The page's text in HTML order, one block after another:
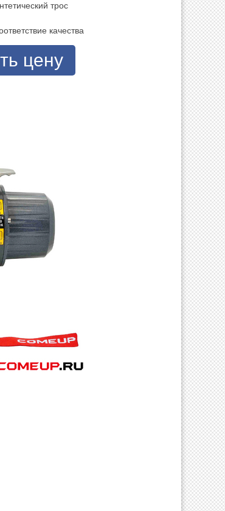
трос
качества
цену